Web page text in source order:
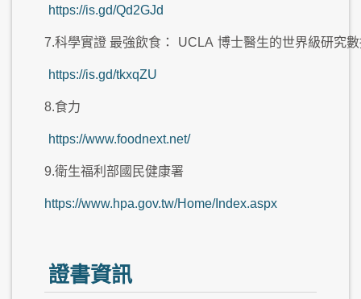
https://is.gd/Qd2GJd
7.科學實證 最強飲食： UCLA 博士醫生的世界級研究
https://is.gd/tkxqZU
8.食力
https://www.foodnext.net/
9.衛生福利部國民健康署
https://www.hpa.gov.tw/Home/Index.aspx
證書資訊